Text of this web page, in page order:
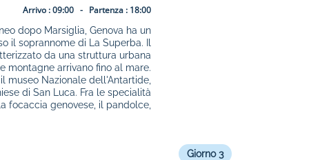
Arrivo :09:00 - Partenza : 18:00
dopo Marsiglia, Genova ha un
il soprannome di La Superba. Il
da una struttura urbana
montagne arrivano fino al mare.
museo Nazionale dell'Antartide,
di San Luca. Fra le specialità
focaccia genovese, il pandolce,
Giorno 3